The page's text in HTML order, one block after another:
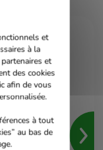
et
à la
et
des cookies
afin de vous
à tout
au bas de